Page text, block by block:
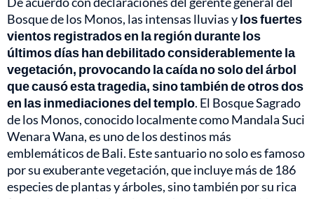
Bosque de los Monos, las intensas lluvias ylos fuertes
vientos registrados en la región durante los
últimos días han debilitado considerablemente la
vegetación, provocando la caída no solo del árbol
que causó esta tragedia, sino también de otros dos
en las inmediaciones del templo. El Bosque Sagrado
de los Monos, conocido localmente como Mandala Suci
Wenara Wana, es uno de los destinos más
emblemáticos de Bali. Este santuario no solo es famoso
por su exuberante vegetación, que incluye más de 186
especies de plantas y árboles, sino también por su rica